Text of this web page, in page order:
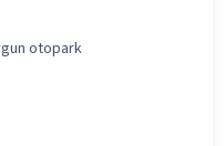
otopark